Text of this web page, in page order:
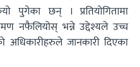
पुगेका छन् । प्रतियोगितामा
नफैलियोस् भन्ने उद्देश्यले उच्च
अधिकारीहरुले जानकारी दिएका